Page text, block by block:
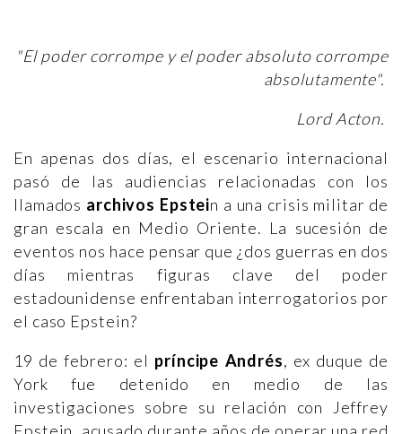
"El poder corrompe y el poder absoluto corrompe
absolutamente".
Lord Acton.
En apenas dos días, el escenario internacional
pasó de las audiencias relacionadas con los
llamados archivos Epstein a una crisis militar de
gran escala en Medio Oriente. La sucesión de
eventos nos hace pensar que ¿dos guerras en dos
días mientras figuras clave del poder
estadounidense enfrentaban interrogatorios por
el caso Epstein?
19 de febrero: el príncipe Andrés, ex duque de
York fue detenido en medio de las
investigaciones sobre su relación con Jeffrey